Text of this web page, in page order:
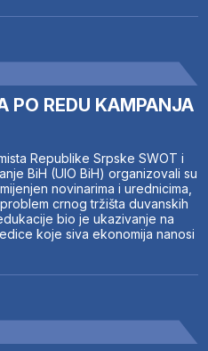
PO REDU KAMPANJA
Republike Srpske SWOT i
BiH (UIO BiH) organizovali su
novinarima i urednicima,
crnog tržišta duvanskih
bio je ukazivanje na
koje siva ekonomija nanosi